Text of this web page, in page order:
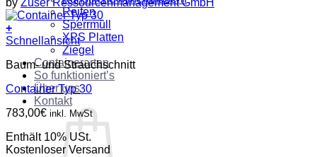
Reifen
Sperrmüll
XPS Platten
Ziegel
Containerarten
So funktioniert’s
Über uns
Kontakt
by Zuser Ressourcenmanagement GmbH
+
Schnellansicht
Baum- und Strauchschnitt
Container Typ 30
783,00€ inkl. MwSt
Enthält 10% USt.
Kostenloser Versand